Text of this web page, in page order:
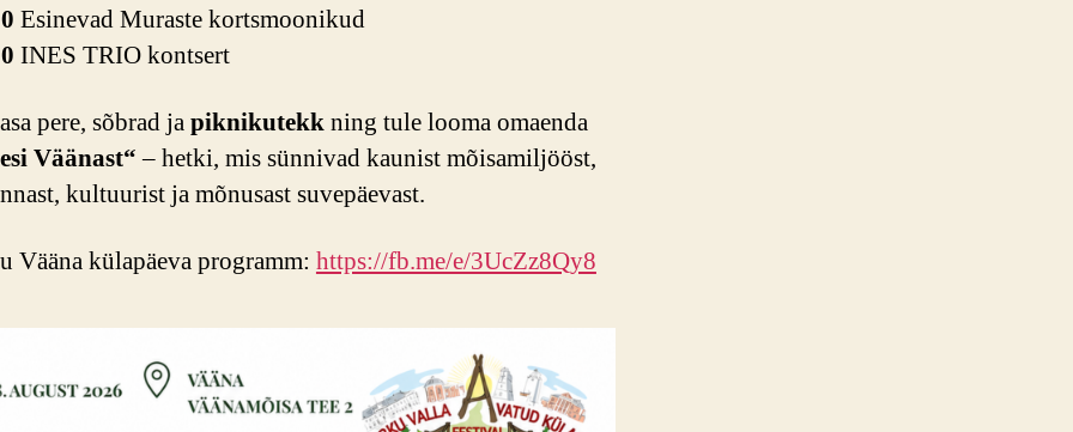
Esinevad Muraste kortsmoonikud
INES TRIO kontsert
pere, sõbrad japiknikutekkning tule looma omaenda
Väänast“– hetki, mis sünnivad kaunist mõisamiljööst,
kultuurist ja mõnusast suvepäevast.
Vääna külapäeva programm: https://fb.me/e/3UcZz8Qy8